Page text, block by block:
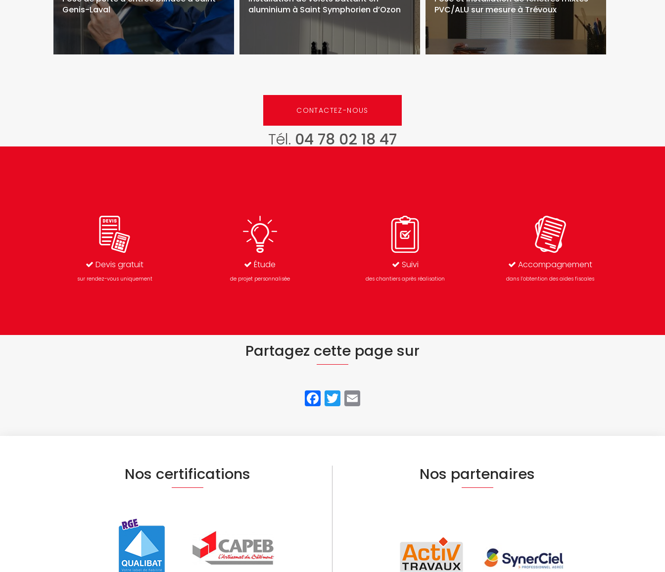
Genis-Laval
aluminium à Saint Symphorien d’Ozon
PVC/ALU sur mesure à Trévoux
CONTACTEZ-NOUS
Tél. 04 78 02 18 47
Devis gratuit
sur rendez-vous uniquement
Étude
de projet personnalisée
Suivi
des chantiers après réalisation
Accompagnement
dans l’obtention des aides fiscales
Partagez cette page sur
Facebook
Twitter
Nos certifications Nos partenaires